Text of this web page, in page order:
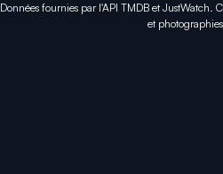
Données fournies par l'API TMDB et JustWatch.
et